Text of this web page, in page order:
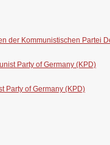
der Kommunistischen Partei
Party of Germany (KPD)
Party of Germany (KPD)